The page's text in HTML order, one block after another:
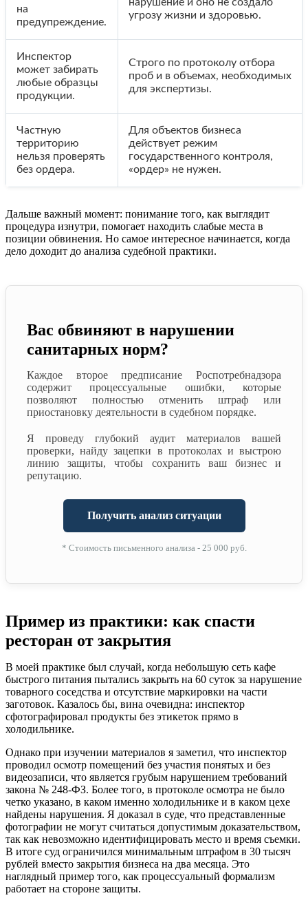
на
предупреждение.
угрозу жизни и здоровью.
Инспектор
может забирать
любые образцы
продукции.
Строго по протоколу отбора
проб и в объемах, необходимых
для экспертизы.
Частную
территорию
нельзя проверять
без ордера.
Для объектов бизнеса
действует режим
государственного контроля,
«ордер» не нужен.
Дальше важный момент: понимание того, как выглядит
процедура изнутри, помогает находить слабые места в
позиции обвинения. Но самое интересное начинается, когда
дело доходит до анализа судебной практики.
Вас обвиняют в нарушении
санитарных норм?
Каждое второе предписание Роспотребнадзора
содержит процессуальные ошибки, которые
позволяют полностью отменить штраф или
приостановку деятельности в судебном порядке.
Я проведу глубокий аудит материалов вашей
проверки, найду зацепки в протоколах и выстрою
линию защиты, чтобы сохранить ваш бизнес и
репутацию.
Получить анализ ситуации
* Стоимость письменного анализа - 25 000 руб.
Пример из практики: как спасти
ресторан от закрытия
В моей практике был случай, когда небольшую сеть кафе
быстрого питания пытались закрыть на 60 суток за нарушение
товарного соседства и отсутствие маркировки на части
заготовок. Казалось бы, вина очевидна: инспектор
сфотографировал продукты без этикеток прямо в
холодильнике.
Однако при изучении материалов я заметил, что инспектор
проводил осмотр помещений без участия понятых и без
видеозаписи, что является грубым нарушением требований
закона № 248-ФЗ. Более того, в протоколе осмотра не было
четко указано, в каком именно холодильнике и в каком цехе
найдены нарушения. Я доказал в суде, что представленные
фотографии не могут считаться допустимым доказательством,
так как невозможно идентифицировать место и время съемки.
В итоге суд ограничился минимальным штрафом в 30 тысяч
рублей вместо закрытия бизнеса на два месяца. Это
наглядный пример того, как процессуальный формализм
работает на стороне защиты.